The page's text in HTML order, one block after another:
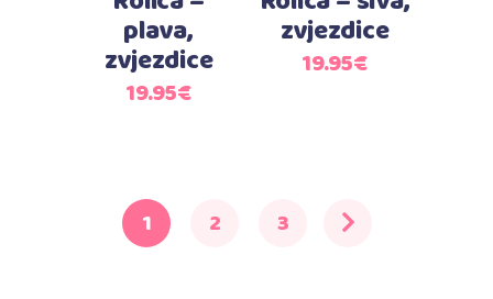
plava,
zvjezdice
19.95€
zvjezdice
19.95€
1 2 3